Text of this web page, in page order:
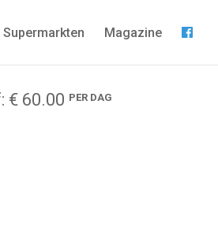
Supermarkten Magazine
€ 60.00 PER DAG